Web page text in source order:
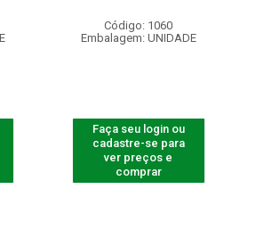
Código: 1060
Embalagem: UNIDADE
Faça seu login ou
cadastre-se para
ver preços e
comprar